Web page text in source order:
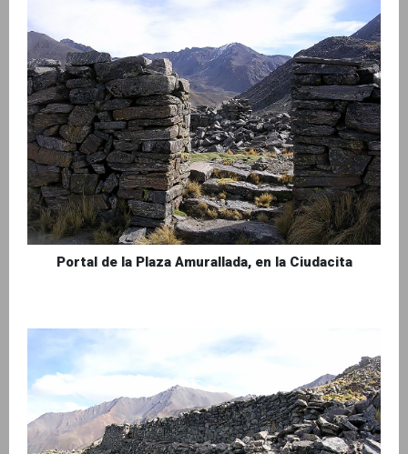
Portal de la Plaza Amurallada, en la Ciudacita